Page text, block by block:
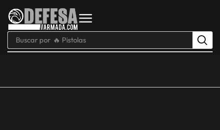
Buscar por 🔥 Pistolas